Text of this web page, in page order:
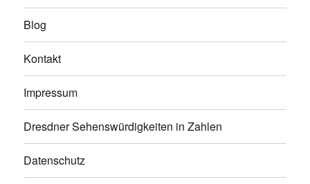
Blog
Kontakt
Impressum
Dresdner Sehenswürdigkeiten in Zahlen
Datenschutz